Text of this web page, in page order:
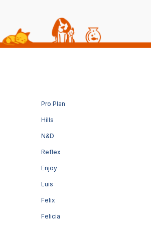
Pro Plan
Hills
N&D
Reflex
Enjoy
Luis
Felix
Felicia